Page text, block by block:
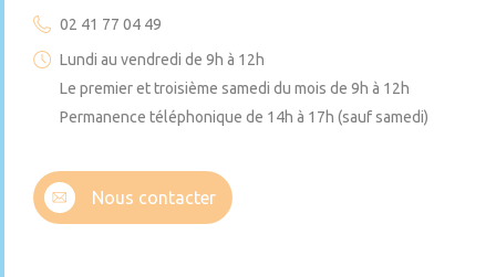
02 41 77 04 49
Lundi au vendredi de 9h à 12h
Le premier et troisième samedi du mois de 9h à 12h
Permanence téléphonique de 14h à 17h (sauf samedi)
Nous contacter